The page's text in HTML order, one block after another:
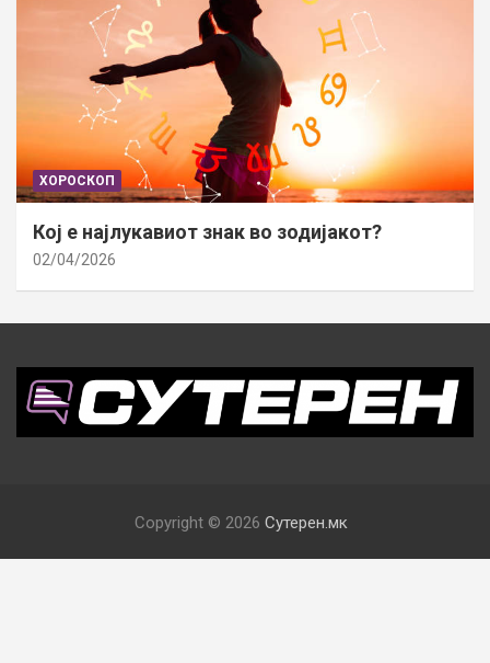
ХОРОСКОП
Кој е најлукавиот знак во зодијакот?
02/04/2026
Copyright © 2026 Сутерен.мк